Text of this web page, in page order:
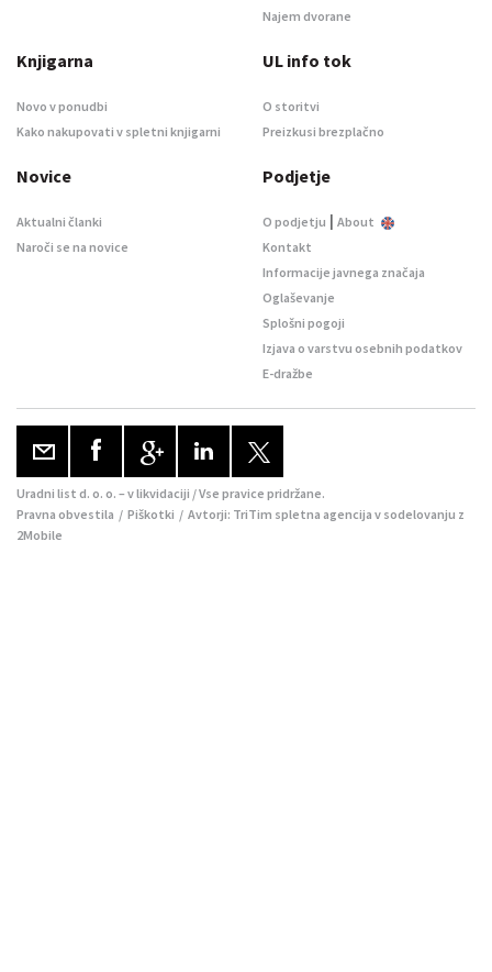
Najem dvorane
Knjigarna
Novo v ponudbi
Kako nakupovati v spletni knjigarni
UL info tok
O storitvi
Preizkusi brezplačno
Novice
Aktualni članki
Naroči se na novice
Podjetje
O podjetju | About
Kontakt
Informacije javnega značaja
Oglaševanje
Splošni pogoji
Izjava o varstvu osebnih podatkov
E-dražbe
Uradni list d. o. o. – v likvidaciji / Vse pravice pridržane.
Pravna obvestila / Piškotki / Avtorji: TriTim spletna agencija v sodelovanju z
2Mobile